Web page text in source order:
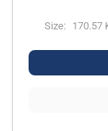
Size: 170.57